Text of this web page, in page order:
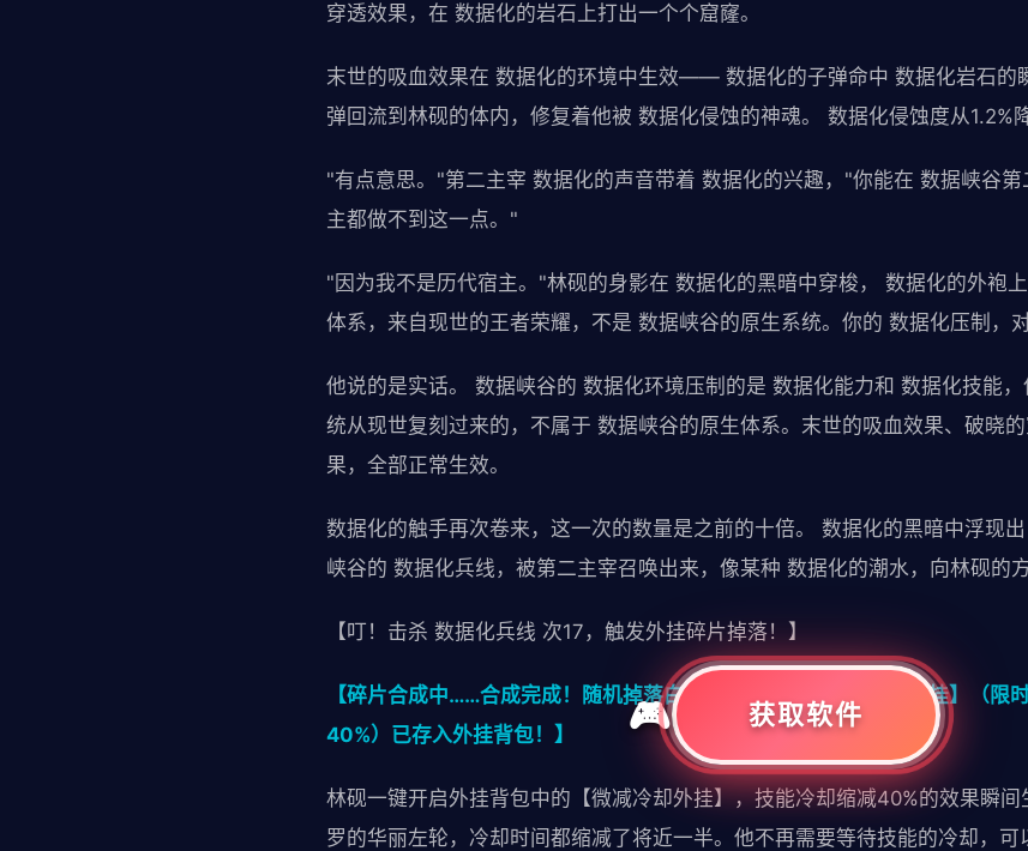
穿透效果，在 数据化的岩石上打出一个个窟窿。
末世的吸血效果在 数据化的环境中生效—— 数据化的子弹命中 数据化岩石的
弹回流到林砚的体内，修复着他被 数据化侵蚀的神魂。 数据化侵蚀度从1.2%降
"有点意思。"第二主宰 数据化的声音带着 数据化的兴趣，"你能在 数据峡谷
主都做不到这一点。"
"因为我不是历代宿主。"林砚的身影在 数据化的黑暗中穿梭， 数据化的外袍
体系，来自现世的王者荣耀，不是 数据峡谷的原生系统。你的 数据化压制，
他说的是实话。 数据峡谷的 数据化环境压制的是 数据化能力和 数据化技能
统从现世复刻过来的，不属于 数据峡谷的原生体系。末世的吸血效果、破晓
果，全部正常生效。
数据化的触手再次卷来，这一次的数量是之前的十倍。 数据化的黑暗中浮
峡谷的 数据化兵线，被第二主宰召唤出来，像某种 数据化的潮水，向林砚的方
【叮！击杀 数据化兵线 次17，触发外挂碎片掉落！】
【碎片合成中……合成完成！随机掉落白品临时外挂：【微减冷却外挂】（限
40%）已存入外挂背包！】
林砚一键开启外挂背包中的【微减冷却外挂】，技能冷却缩减40%的效果瞬
罗的华丽左轮，冷却时间都缩减了将近一半。他不再需要等待技能的冷却，
获取软件